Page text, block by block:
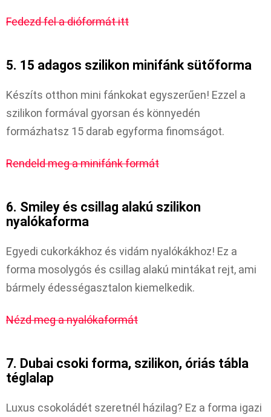
Fedezd fel a dióformát itt
5. 15 adagos szilikon minifánk sütőforma
Készíts otthon mini fánkokat egyszerűen! Ezzel a
szilikon formával gyorsan és könnyedén
formázhatsz 15 darab egyforma finomságot.
Rendeld meg a minifánk formát
6. Smiley és csillag alakú szilikon
nyalókaforma
Egyedi cukorkákhoz és vidám nyalókákhoz! Ez a
forma mosolygós és csillag alakú mintákat rejt, ami
bármely édességasztalon kiemelkedik.
Nézd meg a nyalókaformát
7. Dubai csoki forma, szilikon, óriás tábla
téglalap
Luxus csokoládét szeretnél házilag? Ez a forma igazi